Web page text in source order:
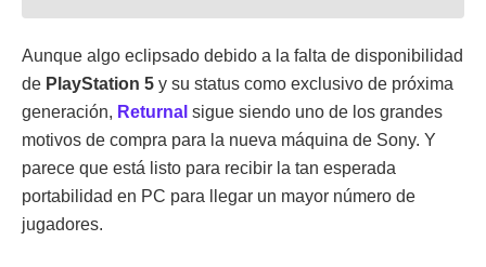
Aunque algo eclipsado debido a la falta de disponibilidad
de PlayStation 5 y su status como exclusivo de próxima
generación, Returnal sigue siendo uno de los grandes
motivos de compra para la nueva máquina de Sony. Y
parece que está listo para recibir la tan esperada
portabilidad en PC para llegar un mayor número de
jugadores.